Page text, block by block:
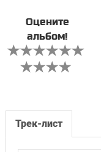
Оцените
альбом!
Трек-лист